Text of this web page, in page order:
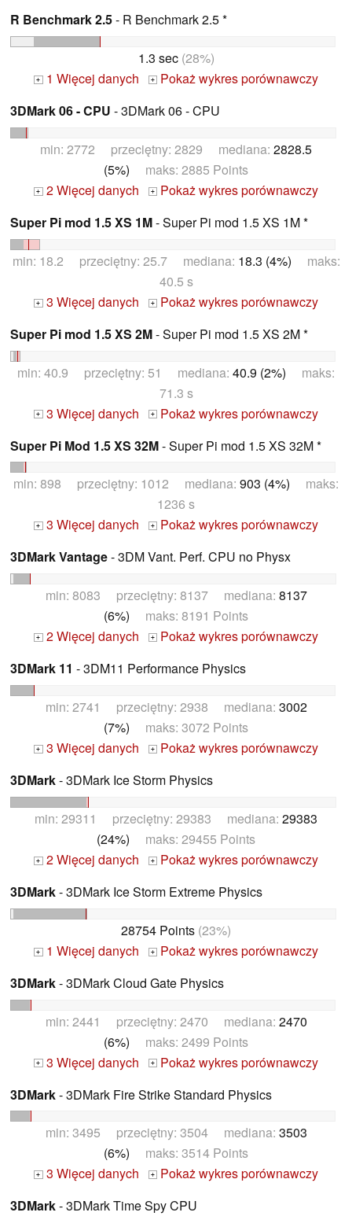
R Benchmark 2.5- R Benchmark 2.5 *
1.3 sec(28%)
+ 1 Więcej danych +
Pokaż wykres porównawczy
3DMark 06 - CPU - 3DMark 06 - CPU
min: 2772 przeciętny: 2829 mediana: 2828.5
(5%) maks: 2885 Points
+ 2 Więcej danych +
Pokaż wykres porównawczy
Super Pi mod 1.5 XS 1M- Super Pi mod 1.5 XS 1M *
min: 18.2 przeciętny: 25.7 mediana: 18.3 (4%) maks:
40.5 s
+ 3 Więcej danych +
Pokaż wykres porównawczy
Super Pi mod 1.5 XS 2M- Super Pi mod 1.5 XS 2M *
min: 40.9 przeciętny: 51 mediana: 40.9 (2%) maks:
71.3 s
+ 3 Więcej danych +
Pokaż wykres porównawczy
Super Pi Mod 1.5 XS 32M- Super Pi mod 1.5 XS 32M *
min: 898 przeciętny: 1012 mediana: 903 (4%) maks:
1236 s
+ 3 Więcej danych +
Pokaż wykres porównawczy
3DMark Vantage- 3DM Vant. Perf. CPU no Physx
min: 8083 przeciętny: 8137 mediana: 8137
(6%) maks: 8191 Points
+ 2 Więcej danych +
Pokaż wykres porównawczy
3DMark 11 - 3DM11 Performance Physics
min: 2741 przeciętny: 2938 mediana: 3002
(7%) maks: 3072 Points
+ 3 Więcej danych +
Pokaż wykres porównawczy
3DMark- 3DMark Ice Storm Physics
min: 29311 przeciętny: 29383 mediana: 29383
(24%) maks: 29455 Points
+ 2 Więcej danych +
Pokaż wykres porównawczy
3DMark- 3DMark Ice Storm Extreme Physics
28754 Points (23%)
+ 1 Więcej danych +
Pokaż wykres porównawczy
3DMark- 3DMark Cloud Gate Physics
min: 2441 przeciętny: 2470 mediana: 2470
(6%) maks: 2499 Points
+ 3 Więcej danych +
Pokaż wykres porównawczy
3DMark- 3DMark Fire Strike Standard Physics
min: 3495 przeciętny: 3504 mediana: 3503
(6%) maks: 3514 Points
+ 3 Więcej danych +
Pokaż wykres porównawczy
3DMark- 3DMark Time Spy CPU